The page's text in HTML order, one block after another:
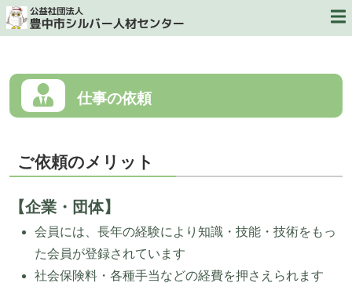
仕事の依頼
ご依頼のメリット
【企業・団体】
会員には、長年の経験により知識・技能・技術をもっ
た会員が登録されています
社会保険料・各種手当などの経費を押さえられます